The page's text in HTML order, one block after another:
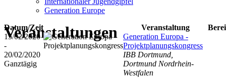
Generation Europe
Veranstaltungen
Datum/Zeit Veranstaltung
15/02/2020
-
20/02/2020
Ganztägig
Generation Europa -
Projektplanungskongress
IBB Dortmund,
Dortmund Nordrhein-
Westfalen